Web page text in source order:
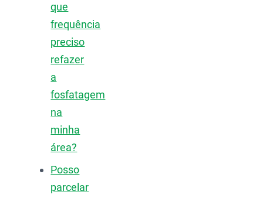
que
frequência
preciso
refazer
a
fosfatagem
na
minha
área?
Posso
parcelar